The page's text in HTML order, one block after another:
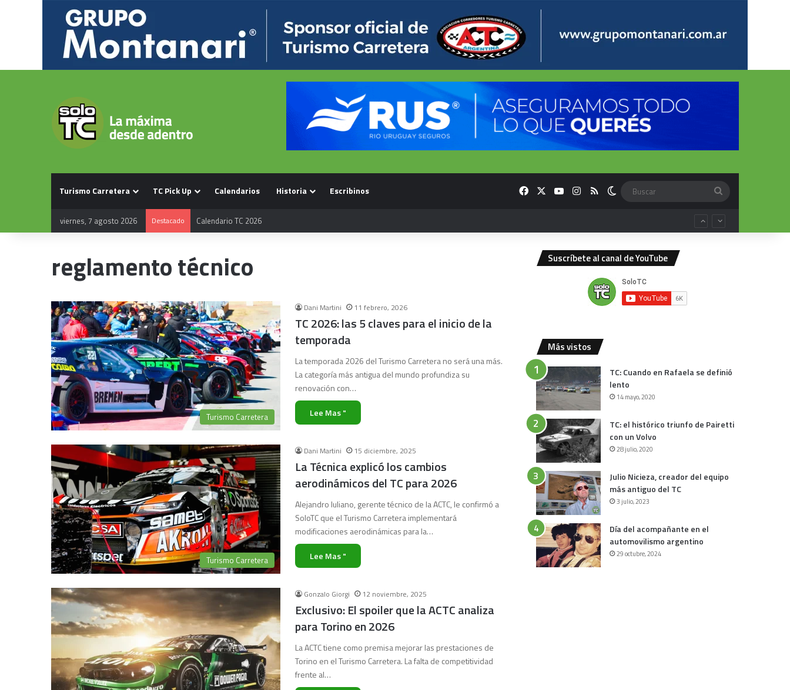
Turismo Carretera TC Pick Up Calendarios Historia Escribinos FacebookYouTubeInstagram
RSS Switch skin
viernes, 7 agosto 2026 Destacado Calendario TC 2026
reglamento técnico
Turismo Carretera
Dani Martini 11 febrero, 2026
TC 2026: las 5 claves para el inicio de la
temporada
La temporada 2026 del Turismo Carretera no será una más.
La categoría más antigua del mundo profundiza su
renovación con…
Lee Mas "
Turismo Carretera
Dani Martini 15 diciembre, 2025
La Técnica explicó los cambios
aerodinámicos del TC para 2026
Alejandro Iuliano, gerente técnico de la ACTC, le confirmó a
SoloTC que el Turismo Carretera implementará
modificaciones aerodinámicas para la…
Lee Mas "
Gonzalo Giorgi 12 noviembre, 2025
Exclusivo: El spoiler que la ACTC analiza
para Torino en 2026
La ACTC tiene como premisa mejorar las prestaciones de
Torino en el Turismo Carretera. La falta de competitividad
frente al…
Suscríbete al canal de YouTube
Más vistos
TC: Cuando en Rafaela se definió
lento
14 mayo, 2020
TC: el histórico triunfo de Pairetti
con un Volvo
28 julio, 2020
Julio Nicieza, creador del equipo
más antiguo del TC
3 julio, 2023
Día del acompañante en el
automovilismo argentino
29 octubre, 2024